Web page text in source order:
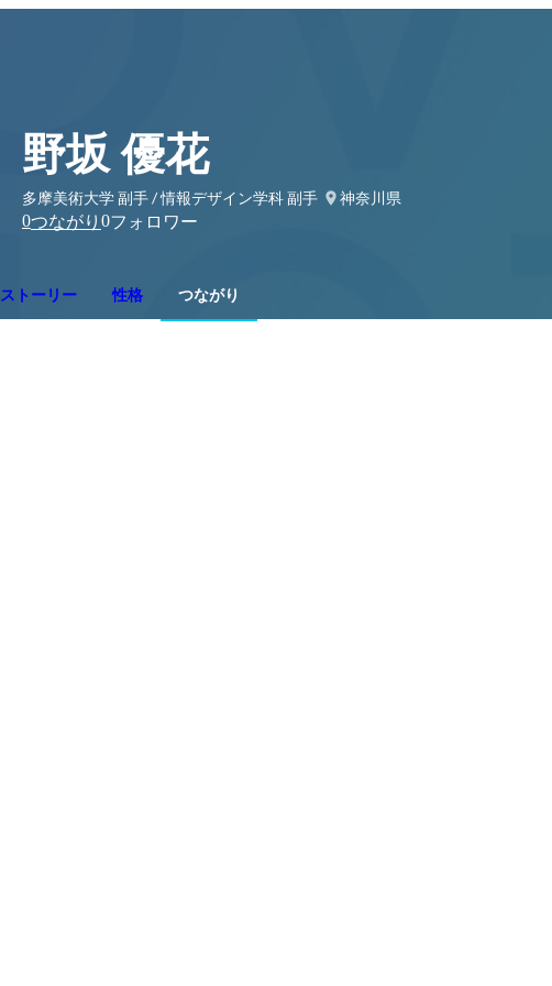
野坂 優花
多摩美術大学 副手 / 情報デザイン学科 副手
神奈川県
0つながり 0フォロワー
ストーリー 性格 つながり